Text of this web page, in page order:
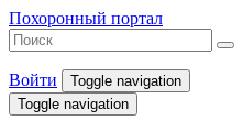
Похоронный портал
Войти
Toggle navigation
Toggle navigation